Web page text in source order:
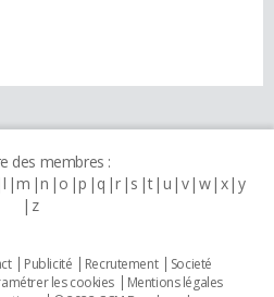
des membres :
l m n o p q r s t u v w x y
z
Publicité Recrutement
Societé
les cookies
Mentions légales